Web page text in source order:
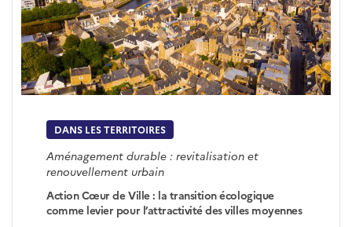
DANS LES TERRITOIRES
Aménagement durable : revitalisation et
renouvellement urbain
Action Cœur de Ville : la transition écologique
comme levier pour l’attractivité des villes moyennes